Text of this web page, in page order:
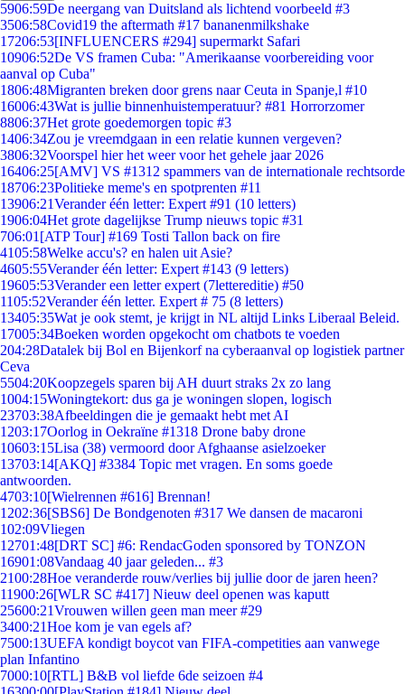
5906:59De neergang van Duitsland als lichtend voorbeeld #3
3506:58Covid19 the aftermath #17 bananenmilkshake
17206:53[INFLUENCERS #294] supermarkt Safari
10906:52De VS framen Cuba: "Amerikaanse voorbereiding voor
aanval op Cuba"
1806:48Migranten breken door grens naar Ceuta in Spanje,l #10
16006:43Wat is jullie binnenhuistemperatuur? #81 Horrorzomer
8806:37Het grote goedemorgen topic #3
1406:34Zou je vreemdgaan in een relatie kunnen vergeven?
3806:32Voorspel hier het weer voor het gehele jaar 2026
16406:25[AMV] VS #1312 spammers van de internationale rechtsorde
18706:23Politieke meme's en spotprenten #11
13906:21Verander één letter: Expert #91 (10 letters)
1906:04Het grote dagelijkse Trump nieuws topic #31
706:01 [ATP Tour] #169 Tosti Tallon back on fire
4105:58Welke accu's? en halen uit Asie?
4605:55Verander één letter: Expert #143 (9 letters)
19605:53Verander een letter expert (7lettereditie) #50
1105:52Verander één letter. Expert # 75 (8 letters)
13405:35Wat je ook stemt, je krijgt in NL altijd Links Liberaal Beleid.
17005:34Boeken worden opgekocht om chatbots te voeden
204:28Datalek bij Bol en Bijenkorf na cyberaanval op logistiek partner
Ceva
5504:20Koopzegels sparen bij AH duurt straks 2x zo lang
1004:15Woningtekort: dus ga je woningen slopen, logisch
23703:38Afbeeldingen die je gemaakt hebt met AI
1203:17Oorlog in Oekraïne #1318 Drone baby drone
10603:15Lisa (38) vermoord door Afghaanse asielzoeker
13703:14[AKQ] #3384 Topic met vragen. En soms goede
antwoorden.
4703:10[Wielrennen #616] Brennan!
1202:36[SBS6] De Bondgenoten #317 We dansen de macaroni
102:09Vliegen
12701:48[DRT SC] #6: RendacGoden sponsored by TONZON
16901:08Vandaag 40 jaar geleden... #3
2100:28Hoe veranderde rouw/verlies bij jullie door de jaren heen?
11900:26[WLR SC #417] Nieuw deel openen was kaputt
25600:21Vrouwen willen geen man meer #29
3400:21Hoe kom je van egels af?
7500:13UEFA kondigt boycot van FIFA-competities aan vanwege
plan Infantino
7000:10[RTL] B&B vol liefde 6de seizoen #4